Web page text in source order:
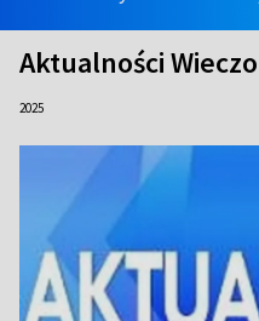
Aktualności
2025